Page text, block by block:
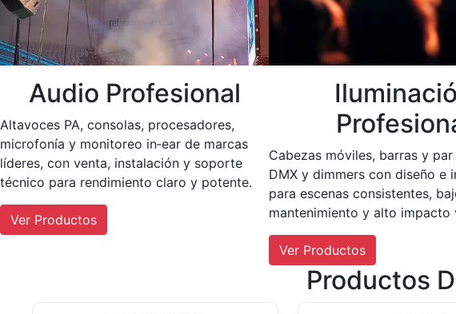
Audio Profesional
Altavoces PA, consolas, procesadores,
microfonía y monitoreo in‑ear de marcas
líderes, con venta, instalación y soporte
técnico para rendimiento claro y potente.
Ver Productos
Cabezas móviles, barras y
DMX y dimmers con diseño e
para escenas consistentes,
mantenimiento y alto impacto
Ver Productos
Productos